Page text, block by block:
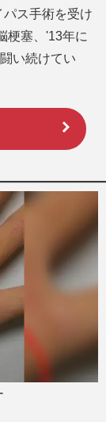
ス手術を受け
梗塞、'13年に
い続けてい